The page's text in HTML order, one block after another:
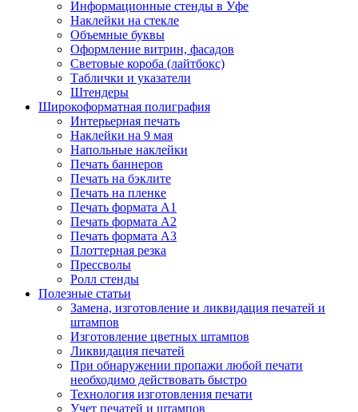
Информационные стенды в Уфе
Наклейки на стекле
Объемные буквы
Оформление витрин, фасадов
Световые короба (лайтбокс)
Таблички и указатели
Штендеры
Широкоформатная полиграфия
Интерьерная печать
Наклейки на 9 мая
Напольные наклейки
Печать баннеров
Печать на бэклите
Печать на пленке
Печать формата А1
Печать формата А2
Печать формата А3
Плоттерная резка
Прессволы
Ролл стенды
Полезные статьи
Замена, изготовление и ликвидация печатей и
штампов
Изготовление цветных штампов
Ликвидация печатей
При обнаружении пропажи любой печати
необходимо действовать быстро
Технология изготовления печати
Учет печатей и штампов